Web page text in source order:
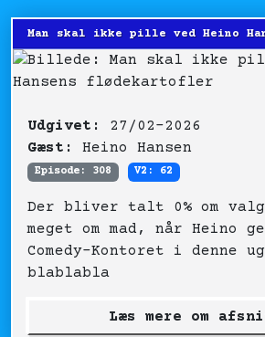
Udgivet:
27/02-2026
Gæst:
Heino Hansen
Episode: 308 V2: 62
Der bliver talt 0% om
meget om mad, når Heino
Comedy-Kontoret i denne
blablabla
Læs mere om